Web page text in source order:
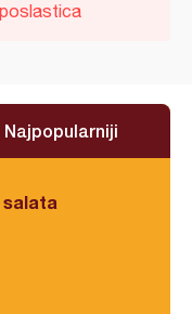
poslastica
Najpopularniji
salata